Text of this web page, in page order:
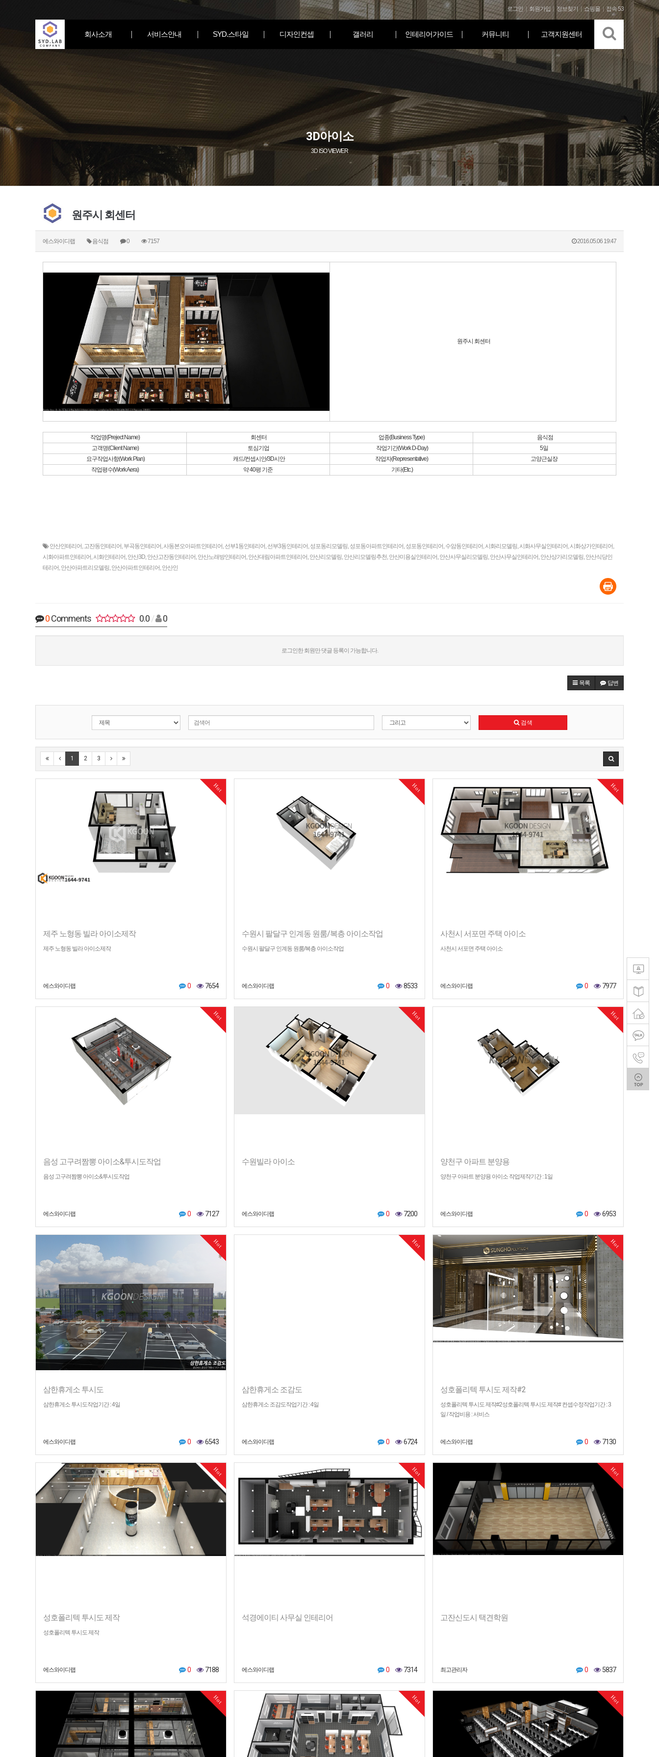
회사소개 서비스안내 SYD.스타일 디자인컨셉 갤러리 인테리어가이드 커뮤니티 고객지원센터
로그인 회원가입 정보찾기 쇼핑몰 접속 53
3D아이소
3D ISO VIEWER
원주시 회센터
에스와이디랩 음식점 0 7157 2016.05.06 19:47
원주시 회센터
작업명(Preject Name) 회센터 업종(Business Type)
음식점
고객명(Client Name)
토심기업 작업기간(Work D-Day)
5일
요구작업사항(Work Plan)
캐드/컨셉시안/3D시안 작업자(Representative)
고양근실장
작업평수(Work Aera)
약 40평 기준 기타(Etc.)
안산인테리어,고잔동인테리어,부곡동인테리어,사동본오아파트인테리어,선부1동인테리어,선부3동인테리어,성포동리모델링,성포동아파트인테리어,성포동인테리어,수암동인테리어,시화리모델링,시화사무실인테리어,시화상가인테리어,
시화아파트인테리어,시화인테리어,안산3D,안산고잔동인테리어,안산노래방인테리어,안산대림아파트인테리어,안산리모델링,안산리모델링추천,안산미용실인테리어,안산사무실리모델링,안산사무실인테리어,안산상가리모델링,안산식당인
테리어,안산아파트리모델링,안산아파트인테리어,안산인
0Comments 0.0/ 0
로그인한 회원만 댓글 등록이 가능합니다.
목록 답변
검색
1 2 3
Hot
제주 노형동 빌라 아이소제작
제주 노형동 빌라 아이소제작
에스와이디랩 0 7654
Hot
수원시 팔달구 인계동 원룸/복층 아이소작업
수원시 팔달구 인계동 원룸/복층 아이소작업
에스와이디랩 0 8533
Hot
사천시 서포면 주택 아이소
사천시 서포면 주택 아이소
에스와이디랩 0 7977
Hot
음성 고구려짬뽕 아이소&투시도작업
음성 고구려짬뽕 아이소&투시도작업
에스와이디랩 0 7127
Hot
수원빌라 아이소
에스와이디랩 0 7200
Hot
양천구 아파트 분양용
양천구 아파트 분양용 아이소 작업제작기간 : 1일
에스와이디랩 0 6953
Hot
삼한휴게소 투시도
삼한휴게소 투시도작업기간 : 4일
에스와이디랩 0 6543
Hot
삼한휴게소 조감도
삼한휴게소 조감도작업기간 : 4일
에스와이디랩 0 6724
Hot
성호폴리텍 투시도 제작#2
성호폴리텍 투시도 제작#2성호폴리텍 투시도 제작# 컨셉수정작업기간 : 3
일 / 작업비용 : 서비스
에스와이디랩 0 7130
Hot
성호폴리텍 투시도 제작
성호폴리텍 투시도 제작
에스와이디랩 0 7188
Hot
석경에이티 사무실 인테리어
에스와이디랩 0 7314
Hot
고잔신도시 택견학원
최고관리자 0 5837
Hot Hot Hot